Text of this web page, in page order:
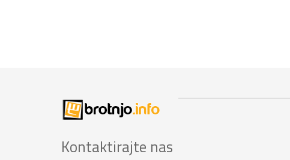
Kontaktirajte nas